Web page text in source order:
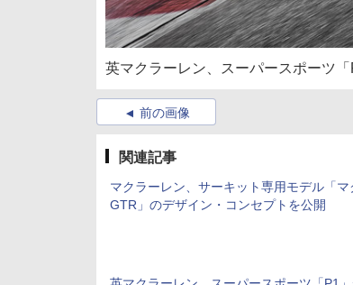
英マクラーレン、スーパースポーツ
前の画像
関連記事
マクラーレン、サーキット専用モデル「マ
GTR」のデザイン・コンセプトを公開